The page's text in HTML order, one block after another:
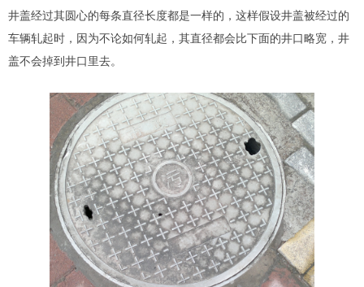
井盖经过其圆心的每条直径长度都是一样的，这样假设井盖被经过的
车辆轧起时，因为不论如何轧起，其直径都会比下面的井口略宽，井
盖不会掉到井口里去。